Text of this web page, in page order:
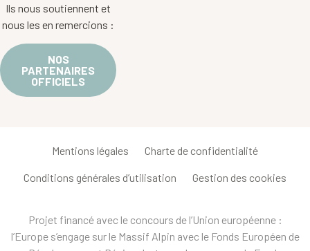
Ils nous soutiennent et
nous les en remercions :
NOS
PARTENAIRES
OFFICIELS
Mentions légales Charte de confidentialité
Conditions générales d’utilisation Gestion des cookies
Projet financé avec le concours de l’Union européenne :
l’Europe s’engage sur le Massif Alpin avec le Fonds Européen de